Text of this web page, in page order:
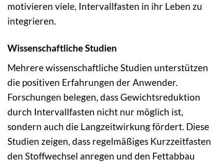
motivieren viele, Intervallfasten in ihr Leben zu
integrieren.
Wissenschaftliche Studien
Mehrere wissenschaftliche Studien unterstützen
die positiven Erfahrungen der Anwender.
Forschungen belegen, dass Gewichtsreduktion
durch Intervallfasten nicht nur möglich ist,
sondern auch die Langzeitwirkung fördert. Diese
Studien zeigen, dass regelmäßiges Kurzzeitfasten
den Stoffwechsel anregen und den Fettabbau